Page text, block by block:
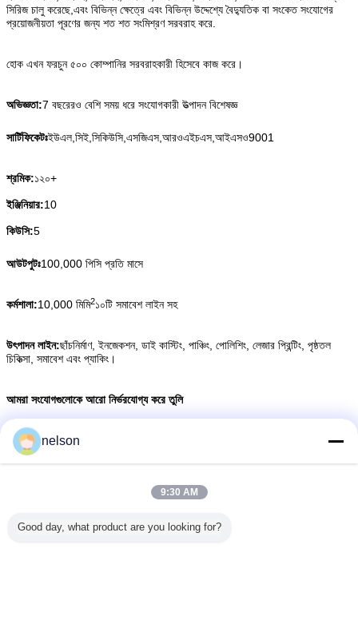
সিরিজ চালু করেছে,এবং বিভিন্ন ক্ষেত্রে এবং বিভিন্ন উদ্দেশ্যে বৈদ্যুতিক বা সংকেত সংযোগের
প্রয়োজনীয়তা পূরণের জন্য শত শত সংমিশ্রণ সরবরাহ করে.
হোক এখন ফরচুন ৫০০ কোম্পানির সরবরাহকারী হিসেবে কাজ করে।
অভিজ্ঞতা:7 বছরেরও বেশি সময় ধরে সংযোগকারী উত্পাদন বিশেষজ্ঞ
সার্টিফিকেটঃইউএল,সিই,সিকিউসি,এসজিএস,আরওএইচএস,আইএসও9001
শ্রমিক:১২০+
ইঞ্জিনিয়ার:10
কিউসি:5
আউটপুটঃ100,000 পিসি প্রতি মাসে
কর্মশালা:10,000 মিমি2১০টি সমাবেশ লাইন সহ
উৎপাদন লাইন:ছাঁচনির্মাণ, ইনজেকশন, ডাই কাস্টিং, পাঞ্চিং, পোলিশিং, লেজার প্রিন্টিং, পৃষ্ঠতল
চিকিত্সা, সমাবেশ এবং প্যাকিং।
আমরা সংযোগগুলোকে আরো নির্ভরযোগ্য করে তুলি
আমাদের সাথে যোগাযোগ করুন:
টেলিফোনঃ 0577-61676777 0577-61676776
ইমেইল: nelson@zjhkele.com
nelson
9:30 AM
Good day, what product are you looking for?